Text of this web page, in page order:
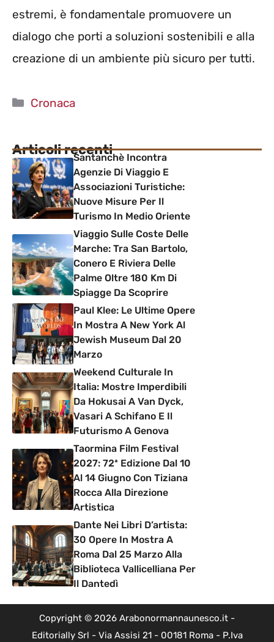
estremi, è fondamentale promuovere un
dialogo che porti a soluzioni sostenibili e alla
creazione di un ambiente più sicuro per tutti.
Categorie
Cronaca
Articoli recentiSantanchè Incontra
Agenzie Di Viaggio E
Associazioni Turistiche:
Nuove Misure Per Il
Turismo In Medio Oriente
Viaggio Sulle Coste Delle
Marche: Tra San Bartolo,
Conero E Riviera Delle
Palme Oltre 180 Km Di
Spiagge Da Scoprire
Paul Klee: Le Ultime Opere
In Mostra A New York Al
Jewish Museum Dal 20
Marzo
Weekend Culturale In
Italia: Mostre Imperdibili
Da Hokusai A Van Dyck,
Vasari A Schifano E Il
Futurismo A Genova
Taormina Film Festival
2027: 72ª Edizione Dal 10
Al 14 Giugno Con Tiziana
Rocca Alla Direzione
Artistica
Dante Nei Libri D’artista:
30 Opere In Mostra A
Roma Dal 25 Marzo Alla
Biblioteca Vallicelliana Per
Il Dantedì
Copyright © 2026 Arabonormannaunesco.it -
Editorially Srl - Via Assisi 21 - 00181 Roma - P.Iva